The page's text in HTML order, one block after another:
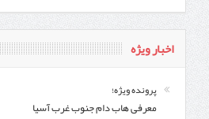
اخبار ویژه
پرونده ویژه؛
معرفی هاب دام جنوب غرب آسیا